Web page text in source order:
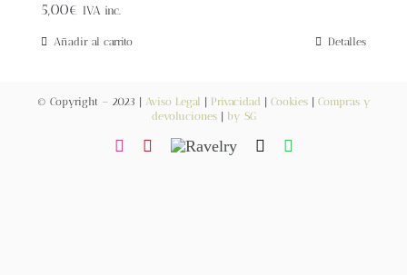
Contacto
Newsletter
5,00€ IVA inc.
Añadir al carrito Detalles
© Copyright – 2023 | Aviso Legal Privacidad Cookies| Compras y
devoluciones| by SG